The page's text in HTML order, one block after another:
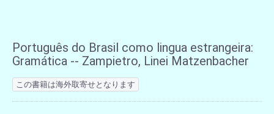
Português do Brasil como lingua estrangeira:
Gramática -- Zampietro, Linei Matzenbacher
この書籍は海外取寄せとなります